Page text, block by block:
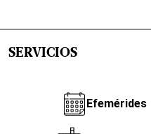
SERVICIOS
Efemérides